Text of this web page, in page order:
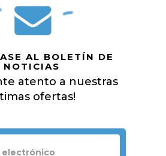
AL BOLETÍN DE
NOTICIAS
atento a nuestras
ofertas!